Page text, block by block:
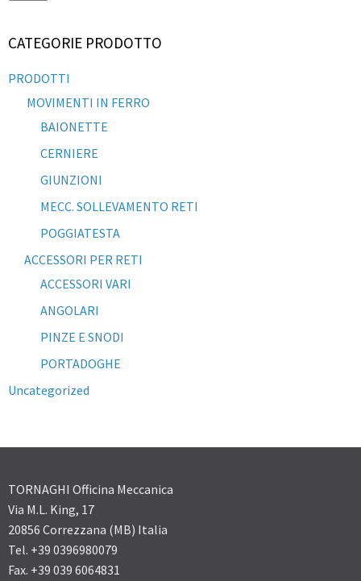
CATEGORIE PRODOTTO
PRODOTTI
MOVIMENTI IN FERRO
BAIONETTE
CERNIERE
GIUNZIONI
MECC. SOLLEVAMENTO RETI
POGGIATESTA
ACCESSORI PER RETI
ACCESSORI VARI
ANGOLARI
PINZE E SNODI
PORTADOGHE
Uncategorized
TORNAGHI Officina Meccanica
Via M.L. King, 17
20856 Correzzana (MB) Italia
Tel. +39 0396980079
Fax. +39 039 6064831